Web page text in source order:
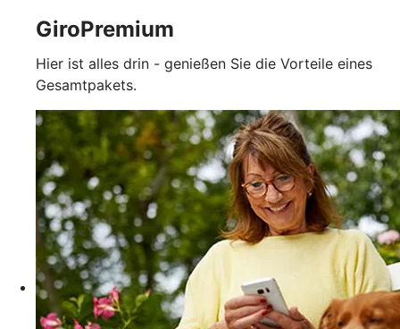
GiroPremium
Hier ist alles drin - genießen Sie die Vorteile eines
Gesamtpakets.